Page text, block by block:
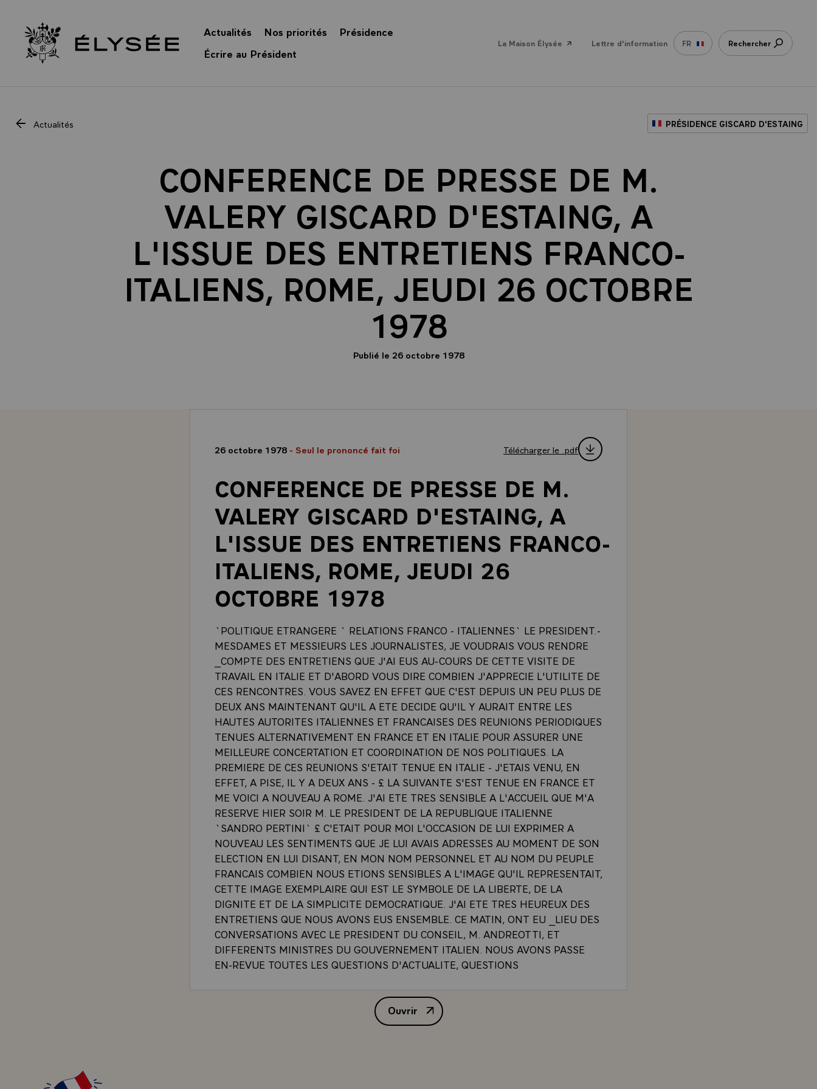
Retour à l’accueil Élysée
Actualités Nos priorités
Présidence
Écrire au Président
La Maison Élysée Lettre d'information FR Rechercher
Actualités PRÉSIDENCE GISCARD D'ESTAING
CONFERENCE DE PRESSE DE M.
VALERY GISCARD D'ESTAING, A
L'ISSUE DES ENTRETIENS FRANCO-
ITALIENS, ROME, JEUDI 26 OCTOBRE
1978
Publié le 26 octobre 1978
26 octobre 1978 - Seul le prononcé fait foi Télécharger le .pdf
CONFERENCE DE PRESSE DE M.
VALERY GISCARD D'ESTAING, A
L'ISSUE DES ENTRETIENS FRANCO-
ITALIENS, ROME, JEUDI 26
OCTOBRE 1978
`POLITIQUE ETRANGERE ` RELATIONS FRANCO - ITALIENNES` LE PRESIDENT.-
MESDAMES ET MESSIEURS LES JOURNALISTES, JE VOUDRAIS VOUS RENDRE
_COMPTE DES ENTRETIENS QUE J'AI EUS AU-COURS DE CETTE VISITE DE
TRAVAIL EN ITALIE ET D'ABORD VOUS DIRE COMBIEN J'APPRECIE L'UTILITE DE
CES RENCONTRES. VOUS SAVEZ EN EFFET QUE C'EST DEPUIS UN PEU PLUS DE
DEUX ANS MAINTENANT QU'IL A ETE DECIDE QU'IL Y AURAIT ENTRE LES
HAUTES AUTORITES ITALIENNES ET FRANCAISES DES REUNIONS PERIODIQUES
TENUES ALTERNATIVEMENT EN FRANCE ET EN ITALIE POUR ASSURER UNE
MEILLEURE CONCERTATION ET COORDINATION DE NOS POLITIQUES. LA
PREMIERE DE CES REUNIONS S'ETAIT TENUE EN ITALIE - J'ETAIS VENU, EN
EFFET, A PISE, IL Y A DEUX ANS - £ LA SUIVANTE S'EST TENUE EN FRANCE ET
ME VOICI A NOUVEAU A ROME. J'AI ETE TRES SENSIBLE A L'ACCUEIL QUE M'A
RESERVE HIER SOIR M. LE PRESIDENT DE LA REPUBLIQUE ITALIENNE
`SANDRO PERTINI` £ C'ETAIT POUR MOI L'OCCASION DE LUI EXPRIMER A
NOUVEAU LES SENTIMENTS QUE JE LUI AVAIS ADRESSES AU MOMENT DE SON
ELECTION EN LUI DISANT, EN MON NOM PERSONNEL ET AU NOM DU PEUPLE
FRANCAIS COMBIEN NOUS ETIONS SENSIBLES A L'IMAGE QU'IL REPRESENTAIT,
CETTE IMAGE EXEMPLAIRE QUI EST LE SYMBOLE DE LA LIBERTE, DE LA
DIGNITE ET DE LA SIMPLICITE DEMOCRATIQUE. J'AI ETE TRES HEUREUX DES
ENTRETIENS QUE NOUS AVONS EUS ENSEMBLE. CE MATIN, ONT EU _LIEU DES
CONVERSATIONS AVEC LE PRESIDENT DU CONSEIL, M. ANDREOTTI, ET
DIFFERENTS MINISTRES DU GOUVERNEMENT ITALIEN. NOUS AVONS PASSE
EN-REVUE TOUTES LES QUESTIONS D'ACTUALITE, QUESTIONS
INTERESSANT L'EUROPE. VOUS SAVEZ EN EFFET QUE LA PERIODE QUI
S'OUVRE EST UNE PERIODE D'INTENSE ACTIVITE POUR L'EUROPE PUISQUE
CELLE-CI VA AVOIR A TRAITER SUCCESSIVEMENT LE PROBLEME DE LA
Ouvrir
CONFERENCE DE PRESSE DE M. VALERY GISCARD D'ESTAING, A L'ISSUE DES